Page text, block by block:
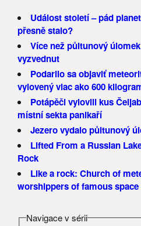
Událost století – pád
přesně stalo?
Více než půltunový
vyzvednut
Podarilo sa objaviť
vylovený viac ako 600
Potápěči vylovili kus
místní sekta panikaří
Jezero vydalo půltunový
Lifted From a Russian
Rock
Like a rock: Church of
worshippers of famous
Navigace v sérii